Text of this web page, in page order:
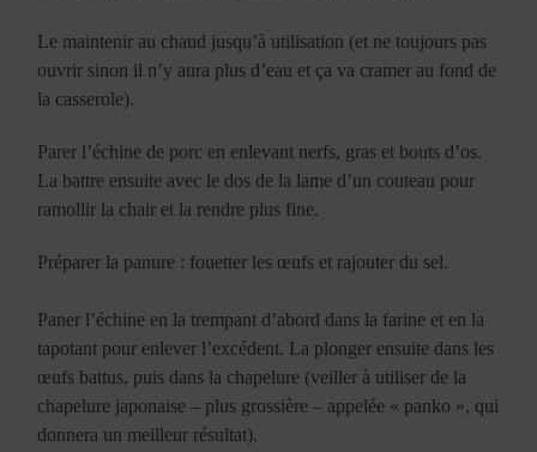
Le maintenir au chaud jusqu’à utilisation (et ne toujours pas
ouvrir sinon il n’y aura plus d’eau et ça va cramer au fond de
la casserole).
Parer l’échine de porc en enlevant nerfs, gras et bouts d’os.
La battre ensuite avec le dos de la lame d’un couteau pour
ramollir la chair et la rendre plus fine.
Préparer la panure : fouetter les œufs et rajouter du sel.
Paner l’échine en la trempant d’abord dans la farine et en la
tapotant pour enlever l’excédent. La plonger ensuite dans les
œufs battus, puis dans la chapelure (veiller à utiliser de la
chapelure japonaise – plus grossière – appelée « panko », qui
donnera un meilleur résultat).